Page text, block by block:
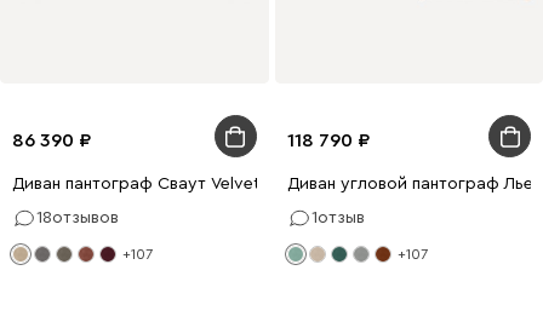
86 390
Диван пантограф Сваут Velvet Beige
18отзывов
+107
118 790
Диван угловой пантограф
1отзыв
+107